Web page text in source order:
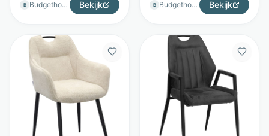
B Budgethomestore Bekijk B Budgethomestore Bekijk